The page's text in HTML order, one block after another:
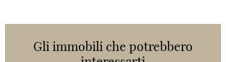
Gli immobili che potrebbero